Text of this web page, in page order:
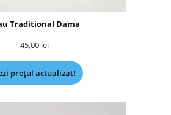
Traditional Dama
45,00 lei
prețul actualizat!